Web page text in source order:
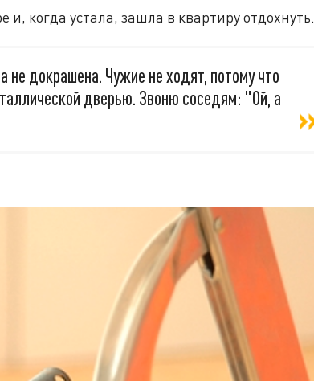
когда устала, зашла в квартиру отдохнуть.
не докрашена. Чужие не ходят, потому что
дверью. Звоню соседям: "Ой, а